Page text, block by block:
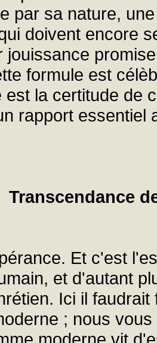
par sa nature,
doivent encore
jouissance
formule est
est la certitude de
rapport essentiel
Transcendance
Et c'est
et d'autant
Ici il
; nous
moderne vit